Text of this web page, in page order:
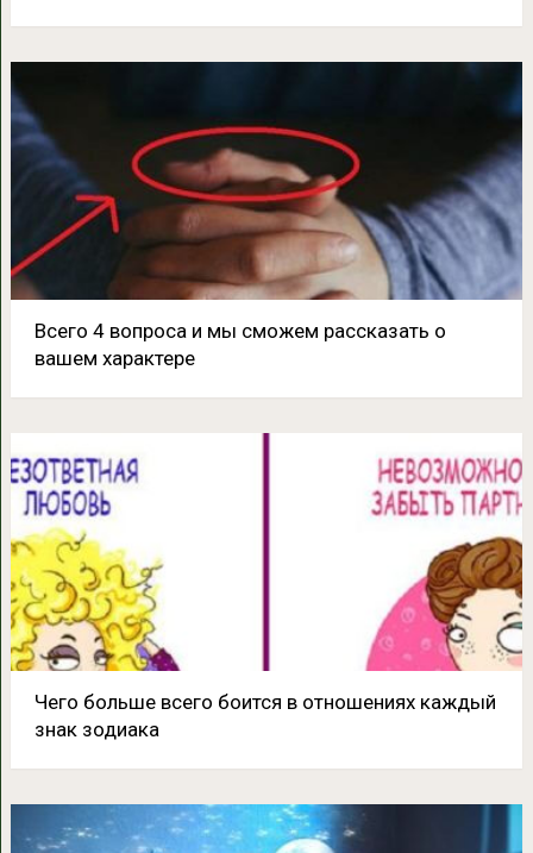
Всего 4 вопроса и мы сможем рассказать о
вашем характере
Чего больше всего боится в отношениях каждый
знак зодиака